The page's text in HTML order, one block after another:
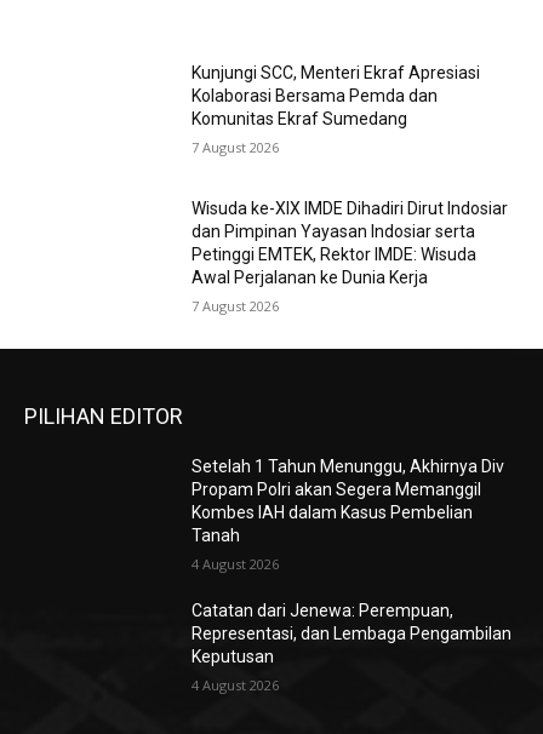
Kunjungi SCC, Menteri Ekraf Apresiasi
Kolaborasi Bersama Pemda dan
Komunitas Ekraf Sumedang
7 August 2026
Wisuda ke-XIX IMDE Dihadiri Dirut Indosiar
dan Pimpinan Yayasan Indosiar serta
Petinggi EMTEK, Rektor IMDE: Wisuda
Awal Perjalanan ke Dunia Kerja
7 August 2026
PILIHAN EDITOR
Setelah 1 Tahun Menunggu, Akhirnya Div
Propam Polri akan Segera Memanggil
Kombes IAH dalam Kasus Pembelian
Tanah
4 August 2026
Catatan dari Jenewa: Perempuan,
Representasi, dan Lembaga Pengambilan
Keputusan
4 August 2026